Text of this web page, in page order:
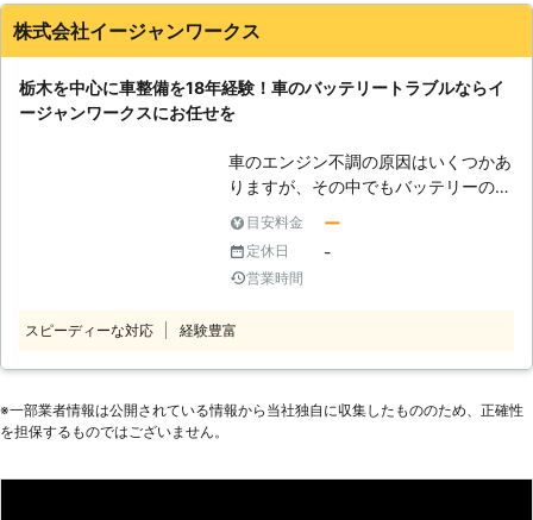
株式会社イージャンワークス
栃木を中心に車整備を18年経験！車のバッテリートラブルならイ
ージャンワークスにお任せを
車のエンジン不調の原因はいくつかあ
りますが、その中でもバッテリーの不
具合でお困りの方もいるでしょう。
特にヘッドライトや室内灯をつけっぱ
なしにしていると、バッテリー残量の
消費が激しくバッテリーが上がってし
やライトの消し忘れは起きてしまうこ
頼しましょう。 「エンジンが動かず
メーターが光らない」 このようなと
目安料金 ー
定休日 -
営業時間
スピーディーな対応 経験豊富
※⼀部業者情報は公開されている情報から当社独⾃に収集したもののため、正確性
を担保するものではございません。